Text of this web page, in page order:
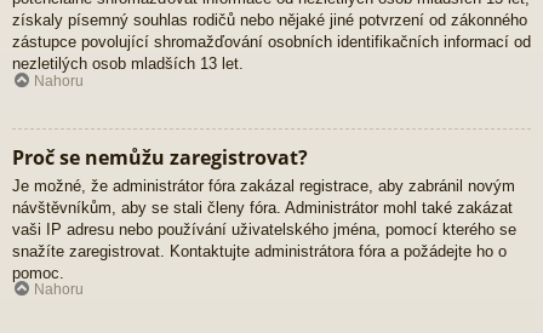
získaly písemný souhlas rodičů nebo nějaké jiné potvrzení od zákonného
zástupce povolující shromažďování osobních identifikačních informací od
nezletilých osob mladších 13 let.
Nahoru
Proč se nemůžu zaregistrovat?
Je možné, že administrátor fóra zakázal registrace, aby zabránil novým
návštěvníkům, aby se stali členy fóra. Administrátor mohl také zakázat
vaši IP adresu nebo používání uživatelského jména, pomocí kterého se
snažíte zaregistrovat. Kontaktujte administrátora fóra a požádejte ho o
pomoc.
Nahoru